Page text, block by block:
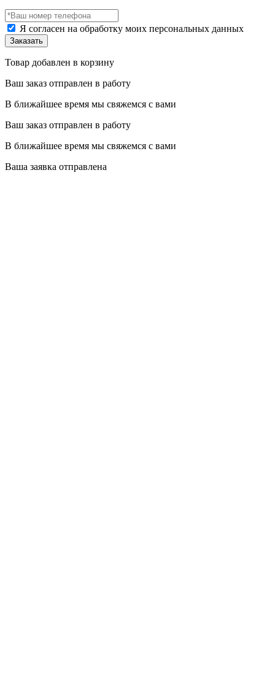
Я согласен на обработку моих персональных данных
Товар добавлен в корзину
Ваш заказ отправлен в работу
В ближайшее время мы свяжемся с вами
Ваш заказ отправлен в работу
В ближайшее время мы свяжемся с вами
Ваша заявка отправлена